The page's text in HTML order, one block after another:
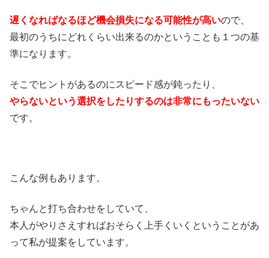
遅くなればなるほど機会損失になる可能性が高いので、
最初のうちにどれくらい出来るのかということも１つの基
準になります。
そこでヒントがあるのにスピード感が鈍ったり、
やらないという選択をしたりするのは非常にもったいない
です。
こんな例もあります。
ちゃんと打ち合わせをしていて、
本人がやりさえすればおそらく上手くいくということがあ
って私が提案をしています。